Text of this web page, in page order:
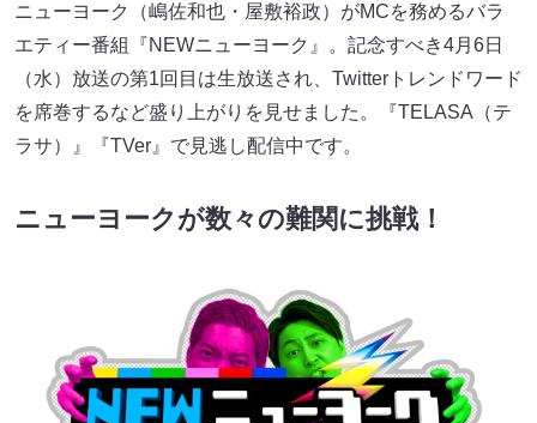
ニューヨーク（嶋佐和也・屋敷裕政）がMCを務めるバラ
エティー番組『NEWニューヨーク』。記念すべき4月6日
（水）放送の第1回目は生放送され、Twitterトレンドワード
を席巻するなど盛り上がりを見せました。『TELASA（テ
ラサ）』『TVer』で見逃し配信中です。
ニューヨークが数々の難関に挑戦！